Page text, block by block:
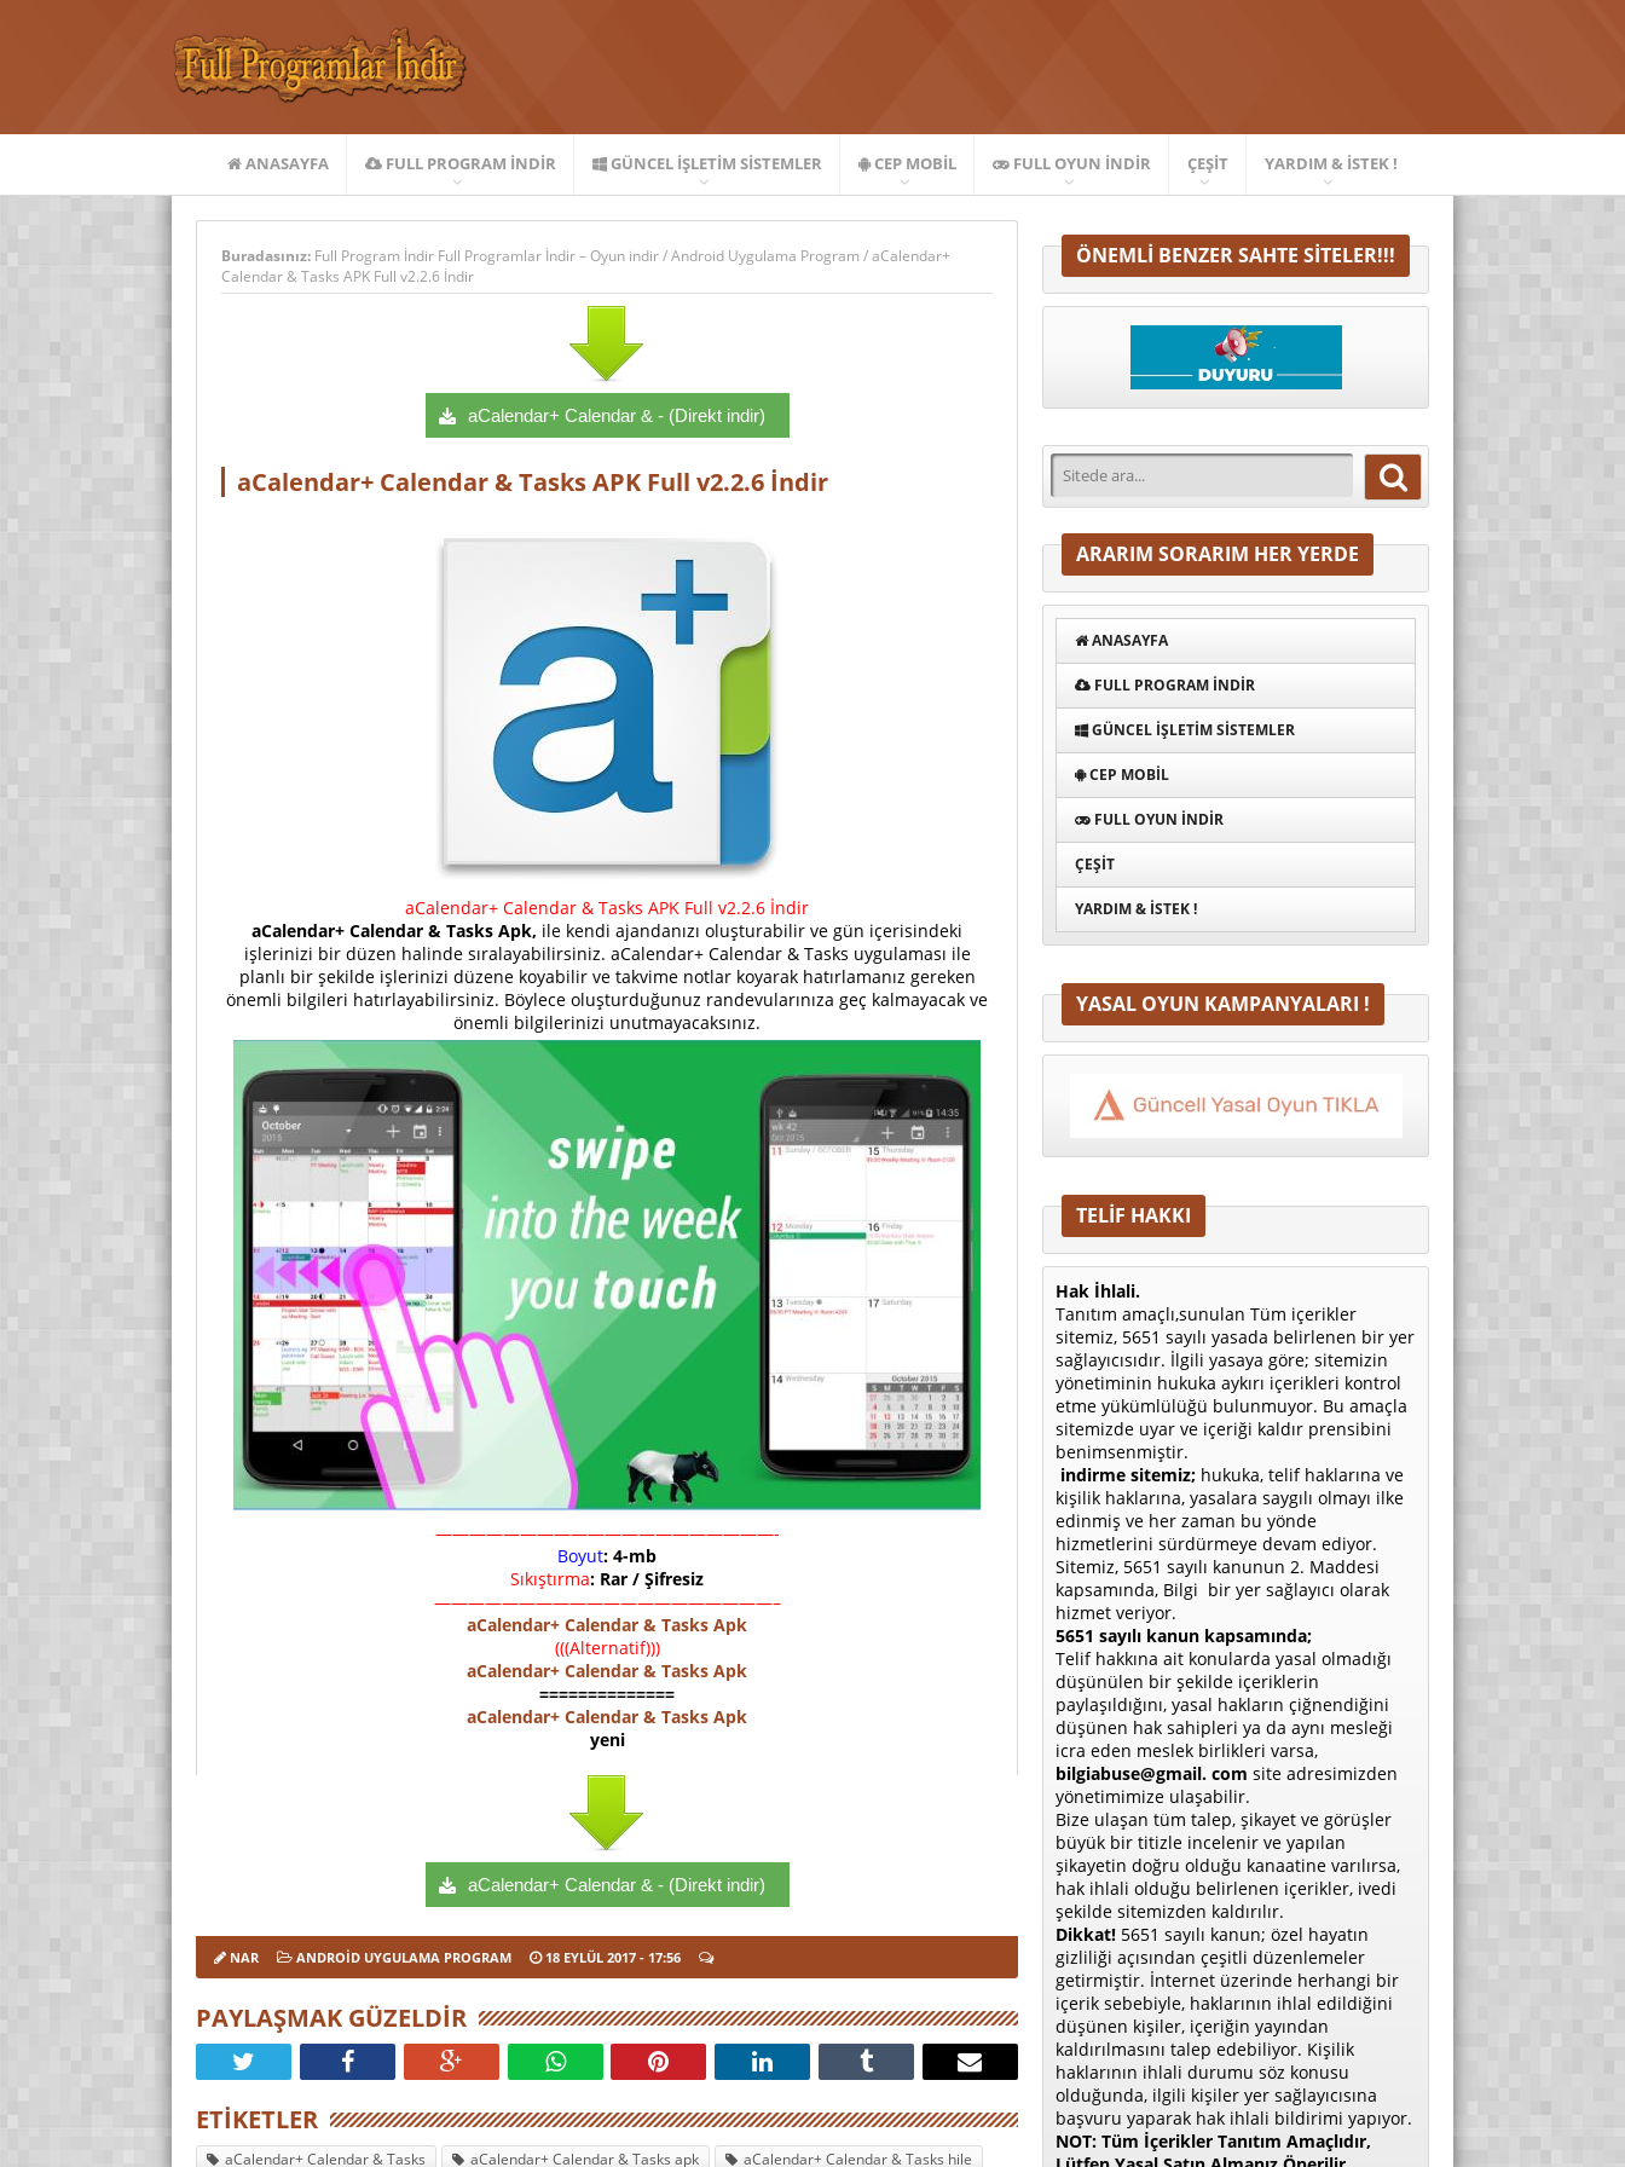
ANASAYFA FULL PROGRAM INDIR GÜNCEL İŞLETIM SISTEMLER CEP MOBIL FULL OYUN İNDIR ÇEŞIT YARDIM & İSTEK !
Buradasınız: Full Program İndir Full Programlar İndir – Oyun indir/Android Uygulama Program /aCalendar+
Calendar & Tasks APK Full v2.2.6 İndir
aCalendar+ Calendar & - (Direkt indir)
aCalendar+ Calendar & Tasks APK Full v2.2.6 İndir
aCalendar+ Calendar & Tasks APK Full v2.2.6 İndir
aCalendar+ Calendar & Tasks Apk, ile kendi ajandanızı oluşturabilir ve gün içerisindeki
işlerinizi bir düzen halinde sıralayabilirsiniz. aCalendar+ Calendar & Tasks uygulaması ile
planlı bir şekilde işlerinizi düzene koyabilir ve takvime notlar koyarak hatırlamanız gereken
önemli bilgileri hatırlayabilirsiniz. Böylece oluşturduğunuz randevularınıza geç kalmayacak ve
önemli bilgilerinizi unutmayacaksınız.
————————————————————-
Boyut: 4-mb
Sıkıştırma: Rar / Şifresiz
————————————————————–
aCalendar+ Calendar & Tasks Apk
(((Alternatif)))
aCalendar+ Calendar & Tasks Apk
==============
aCalendar+ Calendar & Tasks Apk
yeni
aCalendar+ Calendar & - (Direkt indir)
NAR ANDROID UYGULAMA PROGRAM 18 EYLÜL 2017 - 17:56
PAYLAŞMAK GÜZELDIR
ETIKETLER
aCalendar+ Calendar & Tasks aCalendar+ Calendar & Tasks apk aCalendar+ Calendar & Tasks hile
ÖNEMLI BENZER SAHTE SITELER!!!
ARARIM SORARIM HER YERDE
ANASAYFA
FULL PROGRAM INDIR
GÜNCEL İŞLETIM SISTEMLER
CEP MOBIL
FULL OYUN İNDIR
ÇEŞIT
YARDIM & İSTEK !
YASAL OYUN KAMPANYALARI !
TELİF HAKKI
Hak İhlali.
Tanıtım amaçlı,sunulan Tüm içerikler
sitemiz, 5651 sayılı yasada belirlenen bir yer
sağlayıcısıdır. İlgili yasaya göre; sitemizin
yönetiminin hukuka aykırı içerikleri kontrol
etme yükümlülüğü bulunmuyor. Bu amaçla
sitemizde uyar ve içeriği kaldır prensibini
benimsenmiştir.
indirme sitemiz; hukuka, telif haklarına ve
kişilik haklarına, yasalara saygılı olmayı ilke
edinmiş ve her zaman bu yönde
hizmetlerini sürdürmeye devam ediyor.
Sitemiz, 5651 sayılı kanunun 2. Maddesi
kapsamında, Bilgi bir yer sağlayıcı olarak
hizmet veriyor.
5651 sayılı kanun kapsamında;
Telif hakkına ait konularda yasal olmadığı
düşünülen bir şekilde içeriklerin
paylaşıldığını, yasal hakların çiğnendiğini
düşünen hak sahipleri ya da aynı mesleği
icra eden meslek birlikleri varsa,
bilgiabuse@gmail. com site adresimizden
yönetimimize ulaşabilir.
Bize ulaşan tüm talep, şikayet ve görüşler
büyük bir titizle incelenir ve yapılan
şikayetin doğru olduğu kanaatine varılırsa,
hak ihlali olduğu belirlenen içerikler, ivedi
şekilde sitemizden kaldırılır.
Dikkat! 5651 sayılı kanun; özel hayatın
gizliliği açısından çeşitli düzenlemeler
getirmiştir. İnternet üzerinde herhangi bir
içerik sebebiyle, haklarının ihlal edildiğini
düşünen kişiler, içeriğin yayından
kaldırılmasını talep edebiliyor. Kişilik
haklarının ihlali durumu söz konusu
olduğunda, ilgili kişiler yer sağlayıcısına
başvuru yaparak hak ihlali bildirimi yapıyor.
NOT: Tüm İçerikler Tanıtım Amaçlıdır,